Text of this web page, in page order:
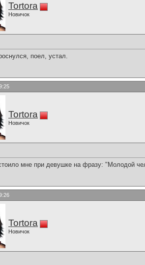
Tortora
Новичок
поел, устал.
Tortora
Новичок
мне при девушке на фразу: "Молодой
Tortora
Новичок